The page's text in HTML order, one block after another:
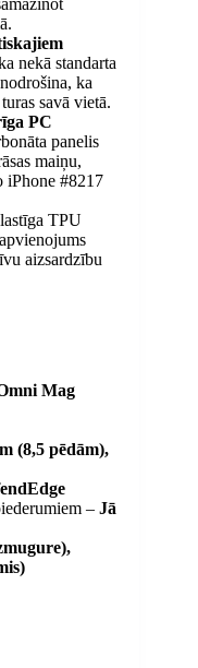
nekā standarta
ka
savā vietā.
PC
panelis
maiņu,
iPhone #8217
TPU
aizsardzību
Mag
(8,5 pēdām),
– Jā